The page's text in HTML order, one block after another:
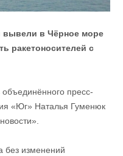
вывели в Чёрное море
ракетоносителей с
пресс-
«Юг» Наталья Гуменюк
без изменений